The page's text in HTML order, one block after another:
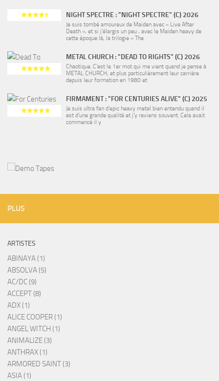
NIGHT SPECTRE : "NIGHT SPECTRE" (C) 2026
Je suis tombé amoureux de Maiden avec « Live After
Death », et si j’élargis un peu , avec le Maiden heavy de
cette époque là, la trilogie « The
METAL CHURCH : "DEAD TO RIGHTS" (C) 2026
Chaotique. C’est le 1er mot qui me vient quand je pense à
METAL CHURCH, et plus particulièrement leur carrière
depuis leur formation en 1980 et
FIRMAMENT : "FOR CENTURIES ALIVE" (C) 2025
Je suis ultra fan d’epic heavy metal bien entendu quand il
est d’une grande qualité et j’y reviens souvent. Cela avait
commencé il y
PLUS
ARTISTES
ABINAYA (1)
ABSOLVA (5)
AC/DC (9)
ACCEPT (8)
ADX (1)
ALICE COOPER (1)
ANGEL WITCH (1)
ANIMALIZE (3)
ANTHRAX (1)
ARMORED SAINT (3)
ASIA (1)